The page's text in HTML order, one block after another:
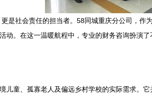
是社会责任的担当者。58同城重庆分公司，作
动。在这一温暖航程中，专业的财务咨询扮演
儿童、孤寡老人及偏远乡村学校的实际需求